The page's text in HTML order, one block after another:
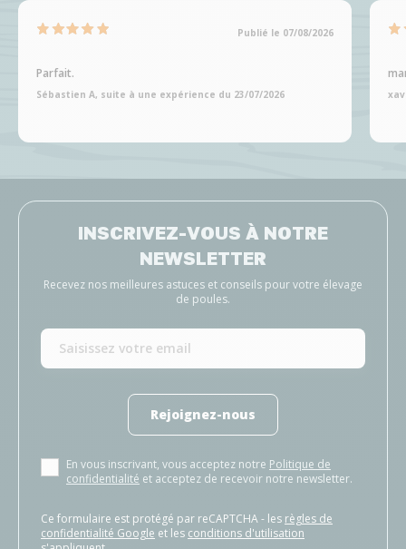
Publié le 07/08/2026
Parfait.
Sébastien A, suite à une expérience du 23/07/2026
INSCRIVEZ-VOUS À NOTRE
NEWSLETTER
Recevez nos meilleures astuces et conseils pour votre élevage
de poules.
Rejoignez-nous
En vous inscrivant, vous acceptez notre Politique de
confidentialité et acceptez de recevoir notre newsletter.
Ce formulaire est protégé par reCAPTCHA - les règles de
confidentialité Google et les conditions d'utilisation